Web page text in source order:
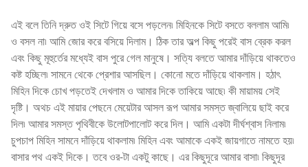
এই বলে তিনি দ্রুত ওই সিটে গিয়ে বসে পড়লেন৷ মিহিনকে সিটে বসতে বললাম আমি৷
ও বসল না৷ আমি জোর করে বসিয়ে দিলাম। ঠিক তার অল্প কিছু পরেই বাস ব্রেক করল
এবং কিছু মূহুর্তের মধ্যেই বাস পুরে গেল মানুষে। সত্যি বলতে আমার দাঁড়িয়ে থাকতেও
কষ্ট হচ্ছিল৷ সামনে থেকে প্রেশার আসছিল। কোনো মতে দাঁড়িয়ে থাকলাম। হঠাৎ
মিহিন দিকে চোখ পড়তেই দেখলাম ও আমার দিকে তাকিয়ে আছে৷ কী মায়াময় সেই
দৃষ্টি। অথচ এই মায়ার পেছনে মেয়েটার আসল রূপ আমার সমস্ত জ্বালিয়ে ছাই করে
দিল৷ আমার সমস্ত পৃথিবীকে উলোটপালোট করে দিল। আমি একটা দীর্ঘশ্বাস নিলাম৷
চুপচাপ মিহিন সামনে দাঁড়িয়ে থাকলাম৷ মিহিন এবং আমাকে একই জায়গাতে নামতে হয়৷
বাসার পথ একই দিকে। তবে ওর-টা একটু কাছে। এর কিছুদূরে আমার বাসা৷ কিছুদূর